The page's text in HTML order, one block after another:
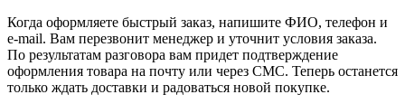
Когда оформляете быстрый заказ, напишите ФИО, телефон и
e-mail. Вам перезвонит менеджер и уточнит условия заказа.
По результатам разговора вам придет подтверждение
оформления товара на почту или через СМС. Теперь останется
только ждать доставки и радоваться новой покупке.